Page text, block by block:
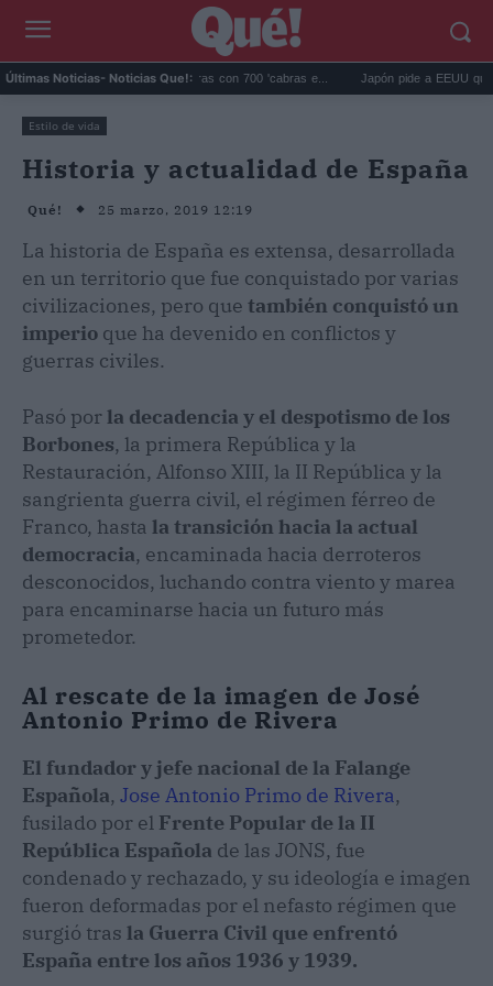
Últimas Noticias- Noticias Que!:
eliminó 140.000 cabras con 700 'cabras e... Japón pide a EEUU que deje
Estilo de vida
Historia y actualidad de España
Qué! 25 marzo, 2019 12:19
La historia de España es extensa, desarrollada
en un territorio que fue conquistado por varias
civilizaciones, pero que también conquistó un
imperio que ha devenido en conflictos y
guerras civiles.
Pasó porla decadencia y el despotismo de los
Borbones, la primera República y la
Restauración, Alfonso XIII, la II República y la
sangrienta guerra civil, el régimen férreo de
Franco, hasta la transición hacia la actual
democracia, encaminada hacia derroteros
desconocidos, luchando contra viento y marea
para encaminarse hacia un futuro más
prometedor.
Al rescate de la imagen de José
Antonio Primo de Rivera
El fundador y jefe nacional de la Falange
Española, Jose Antonio Primo de Rivera,
fusilado por el Frente Popular de la II
República Española de las JONS, fue
condenado y rechazado, y su ideología e imagen
fueron deformadas por el nefasto régimen que
surgió tras la Guerra Civil que enfrentó
España entre los años 1936 y 1939.